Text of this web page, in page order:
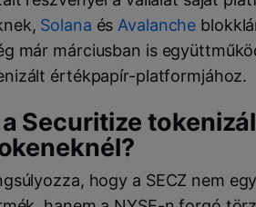
Solana ésAvalanche
már márciusban is
értékpapír-platformjához.
Securitize
hogy a SECZ nem